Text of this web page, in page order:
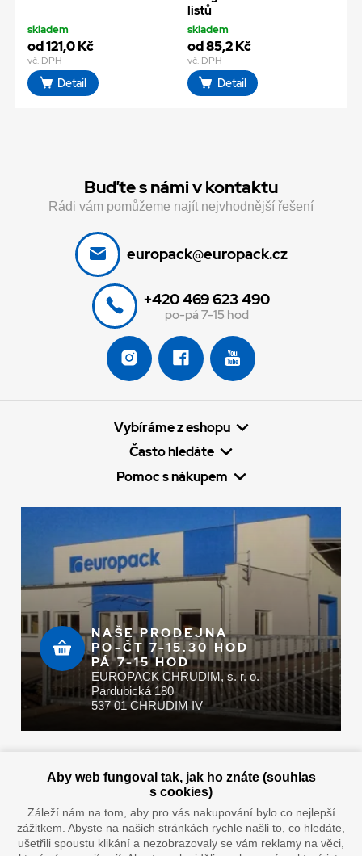
skladem
od 121,0 Kč
vč. DPH
Detail
listů
skladem
od 85,2 Kč
vč. DPH
Detail
Buďte s námi v kontaktu
Rádi vám pomůžeme najít nejvhodnější řešení
europack@europack.cz
+420 469 623 490
po-pá 7-15 hod
Vybíráme z eshopu
Často hledáte
Pomoc s nákupem
NAŠE PRODEJNA
PO-ČT 7-15.30 HOD
PÁ 7-15 HOD
EUROPACK CHRUDIM, s. r. o.
Pardubická 180
537 01 CHRUDIM IV
Doprava vaším oblíbeným dopravcem
Aby web fungoval tak, jak ho znáte (souhlas
s cookies)
Záleží nám na tom, aby pro vás nakupování bylo co nejlepší
zážitkem. Abyste na našich stránkách rychle našli to, co hledáte,
ušetřili spoustu klikání a nezobrazovaly se vám reklamy na věci,